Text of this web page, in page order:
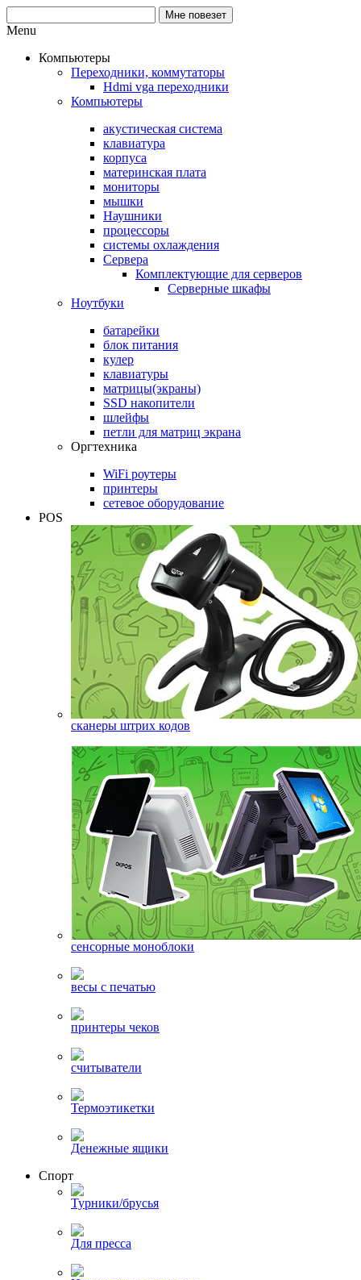
Menu
Компьютеры
Переходники, коммутаторы
Hdmi vga переходники
Компьютеры
акустическая система
клавиатура
корпуса
материнская плата
мониторы
мышки
Наушники
процессоры
системы охлаждения
Сервера
Комплектующие для серверов
Серверные шкафы
Ноутбуки
батарейки
блок питания
кулер
клавиатуры
матрицы(экраны)
SSD накопители
шлейфы
петли для матриц экрана
Оргтехника
WiFi роутеры
принтеры
сетевое оборудование
POS
сканеры штрих кодов
сенсорные моноблоки
весы с печатью
принтеры чеков
считыватели
Термоэтикетки
Денежные ящики
Спорт
Турники/брусья
Для пресса